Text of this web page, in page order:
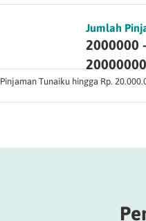
Jumlah
2000000 -
Pinjaman Tunaiku hingga Rp.